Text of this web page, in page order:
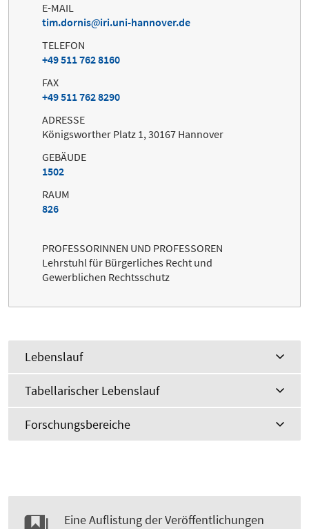
E-MAIL
tim.dornis
iri.uni-hannover.de
TELEFON
+49 511 762 8160
FAX
+49 511 762 8290
ADRESSE
Königsworther Platz 1, 30167 Hannover
GEBÄUDE
1502
RAUM
826
PROFESSORINNEN UND PROFESSOREN
Lehrstuhl für Bürgerliches Recht und
Gewerblichen Rechtsschutz
Lebenslauf
Tabellarischer Lebenslauf
Forschungsbereiche
Eine Auflistung der Veröffentlichungen